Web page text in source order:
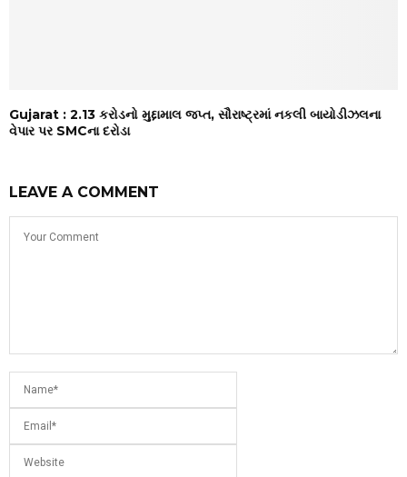
Gujarat : ₹2.13 કરોડનો મુદ્દામાલ જપ્ત, સૌરાષ્ટ્રમાં નકલી બાયોડીઝલના
વેપાર પર SMCના દરોડા
LEAVE A COMMENT